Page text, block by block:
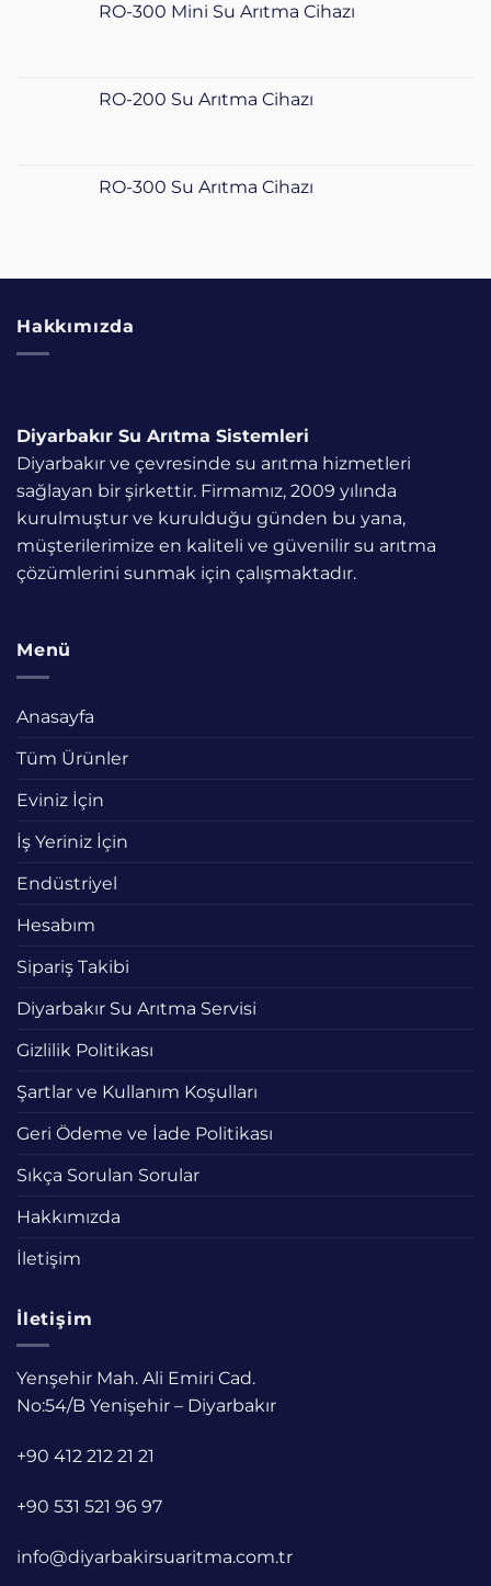
RO-300 Mini Su Arıtma Cihazı
RO-200 Su Arıtma Cihazı
RO-300 Su Arıtma Cihazı
Hakkımızda
Diyarbakır Su Arıtma Sistemleri
Diyarbakır ve çevresinde su arıtma hizmetleri
sağlayan bir şirkettir. Firmamız, 2009 yılında
kurulmuştur ve kurulduğu günden bu yana,
müşterilerimize en kaliteli ve güvenilir su arıtma
çözümlerini sunmak için çalışmaktadır.
Menü
Anasayfa
Tüm Ürünler
Eviniz İçin
İş Yeriniz İçin
Endüstriyel
Hesabım
Sipariş Takibi
Diyarbakır Su Arıtma Servisi
Gizlilik Politikası
Şartlar ve Kullanım Koşulları
Geri Ödeme ve İade Politikası
Sıkça Sorulan Sorular
Hakkımızda
İletişim
İletişim
Yenşehir Mah. Ali Emiri Cad.
No:54/B Yenişehir – Diyarbakır
+90 412 212 21 21
+90 531 521 96 97
info@diyarbakirsuaritma.com.tr